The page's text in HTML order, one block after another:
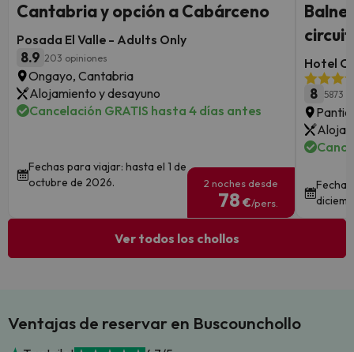
Cantabria y opción a Cabárceno
Posada El Valle - Adults Only
8.9 203 opiniones
Ongayo, Cantabria
Alojamiento y desayuno
Cancelación GRATIS hasta 4 días antes
Fechas para viajar: hasta el 1 de
octubre de 2026.
2 noches desde
78 €/pers.
Hotel
8 5873
Ver todos los chollos
Ventajas de reservar en Buscounchollo